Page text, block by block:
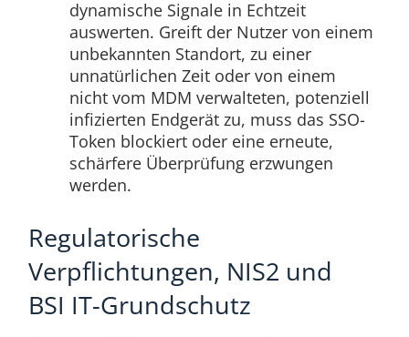
dynamische Signale in Echtzeit
auswerten. Greift der Nutzer von einem
unbekannten Standort, zu einer
unnatürlichen Zeit oder von einem
nicht vom MDM verwalteten, potenziell
infizierten Endgerät zu, muss das SSO-
Token blockiert oder eine erneute,
schärfere Überprüfung erzwungen
werden.
Regulatorische
Verpflichtungen, NIS2 und
BSI IT-Grundschutz